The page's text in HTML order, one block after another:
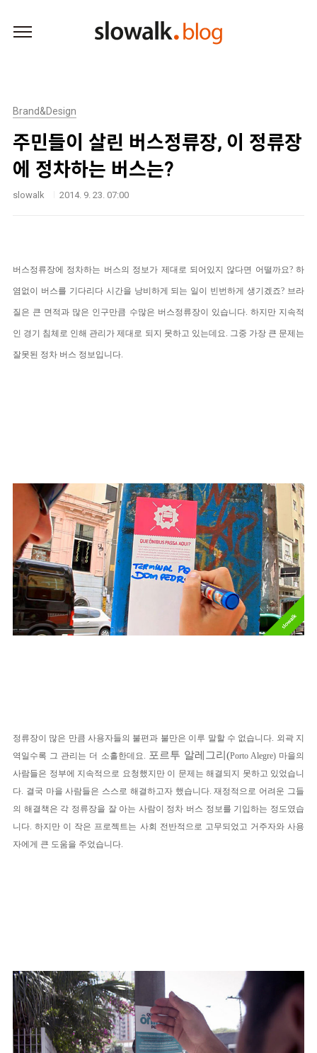
Brand&Design
주민들이 살린 버스정류장, 이 정류장
에 정차하는 버스는?
slowalk 2014. 9. 23. 07:00
버스정류장에 정차하는 버스의 정보가 제대로 되어있지 않다면 어떨까요? 하
염없이 버스를 기다리다 시간을 낭비하게 되는 일이 빈번하게 생기겠죠? 브라
질은 큰 면적과 많은 인구만큼 수많은 버스정류장이 있습니다. 하지만 지속적
인 경기 침체로 인해 관리가 제대로 되지 못하고 있는데요. 그중 가장 큰 문제는
잘못된 정차 버스 정보입니다.
정류장이 많은 만큼 사용자들의 불편과 불만은 이루 말할 수 없습니다. 외곽 지
역일수록 그 관리는 더 소홀한데요. 포르투 알레그리(Porto Alegre) 마을의
사람들은 정부에 지속적으로 요청했지만 이 문제는 해결되지 못하고 있었습니
다. 결국 마을 사람들은 스스로 해결하고자 했습니다. 재정적으로 어려운 그들
의 해결책은 각 정류장을 잘 아는 사람이 정차 버스 정보를 기입하는 정도였습
니다.하지만 이 작은 프로젝트는 사회 전반적으로 고무되었고 거주자와 사용
자에게 큰 도움을 주었습니다.